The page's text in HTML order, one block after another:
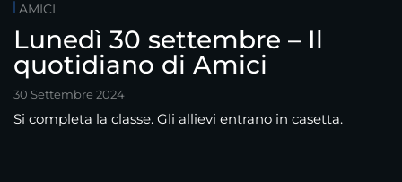
AMICI
Lunedì 30 settembre – Il
quotidiano di Amici
30 Settembre 2024
Si completa la classe. Gli allievi entrano in casetta.